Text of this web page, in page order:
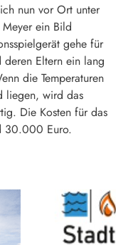
nun vor Ort unter
ein Bild
gehe für
Eltern ein lang
die Temperaturen
liegen, wird das
Die Kosten für das
30.000 Euro.